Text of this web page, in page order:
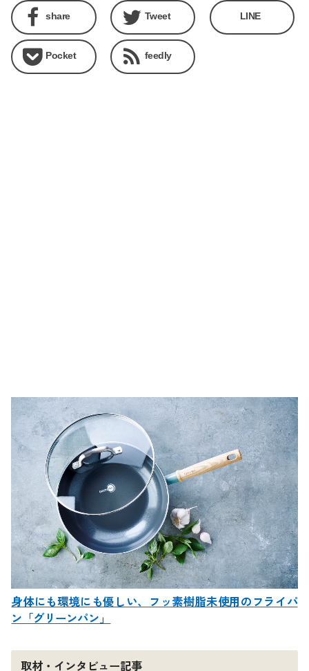
share Tweet LINE
Pocket feedly
身体にも環境にも優しい、フッ素樹脂未使用のフライパ
ン「グリーンパン」
取材・インタビュー記事